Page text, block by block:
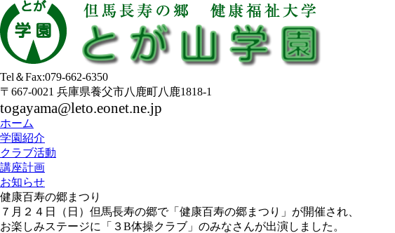
Tel＆Fax:079-662-6350
〒667-0021 兵庫県養父市八鹿町八鹿1818-1
togayama@leto.eonet.ne.jp
ホーム
学園紹介
クラブ活動
講座計画
お知らせ
健康百寿の郷まつり
７月２４日（日）但馬長寿の郷で「健康百寿の郷まつり」が開催され、
お楽しみステージに「３B体操クラブ」のみなさんが出演しました。